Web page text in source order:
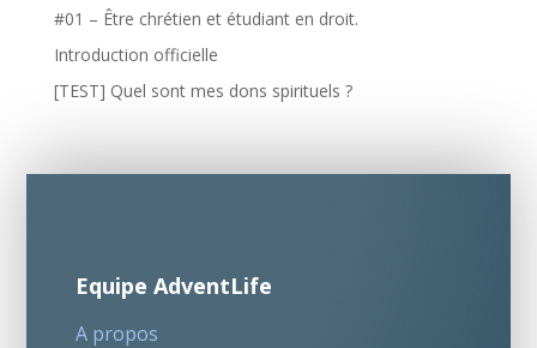
#01 – Être chrétien et étudiant en droit.
Introduction officielle
[TEST] Quel sont mes dons spirituels ?
Equipe AdventLife
A propos